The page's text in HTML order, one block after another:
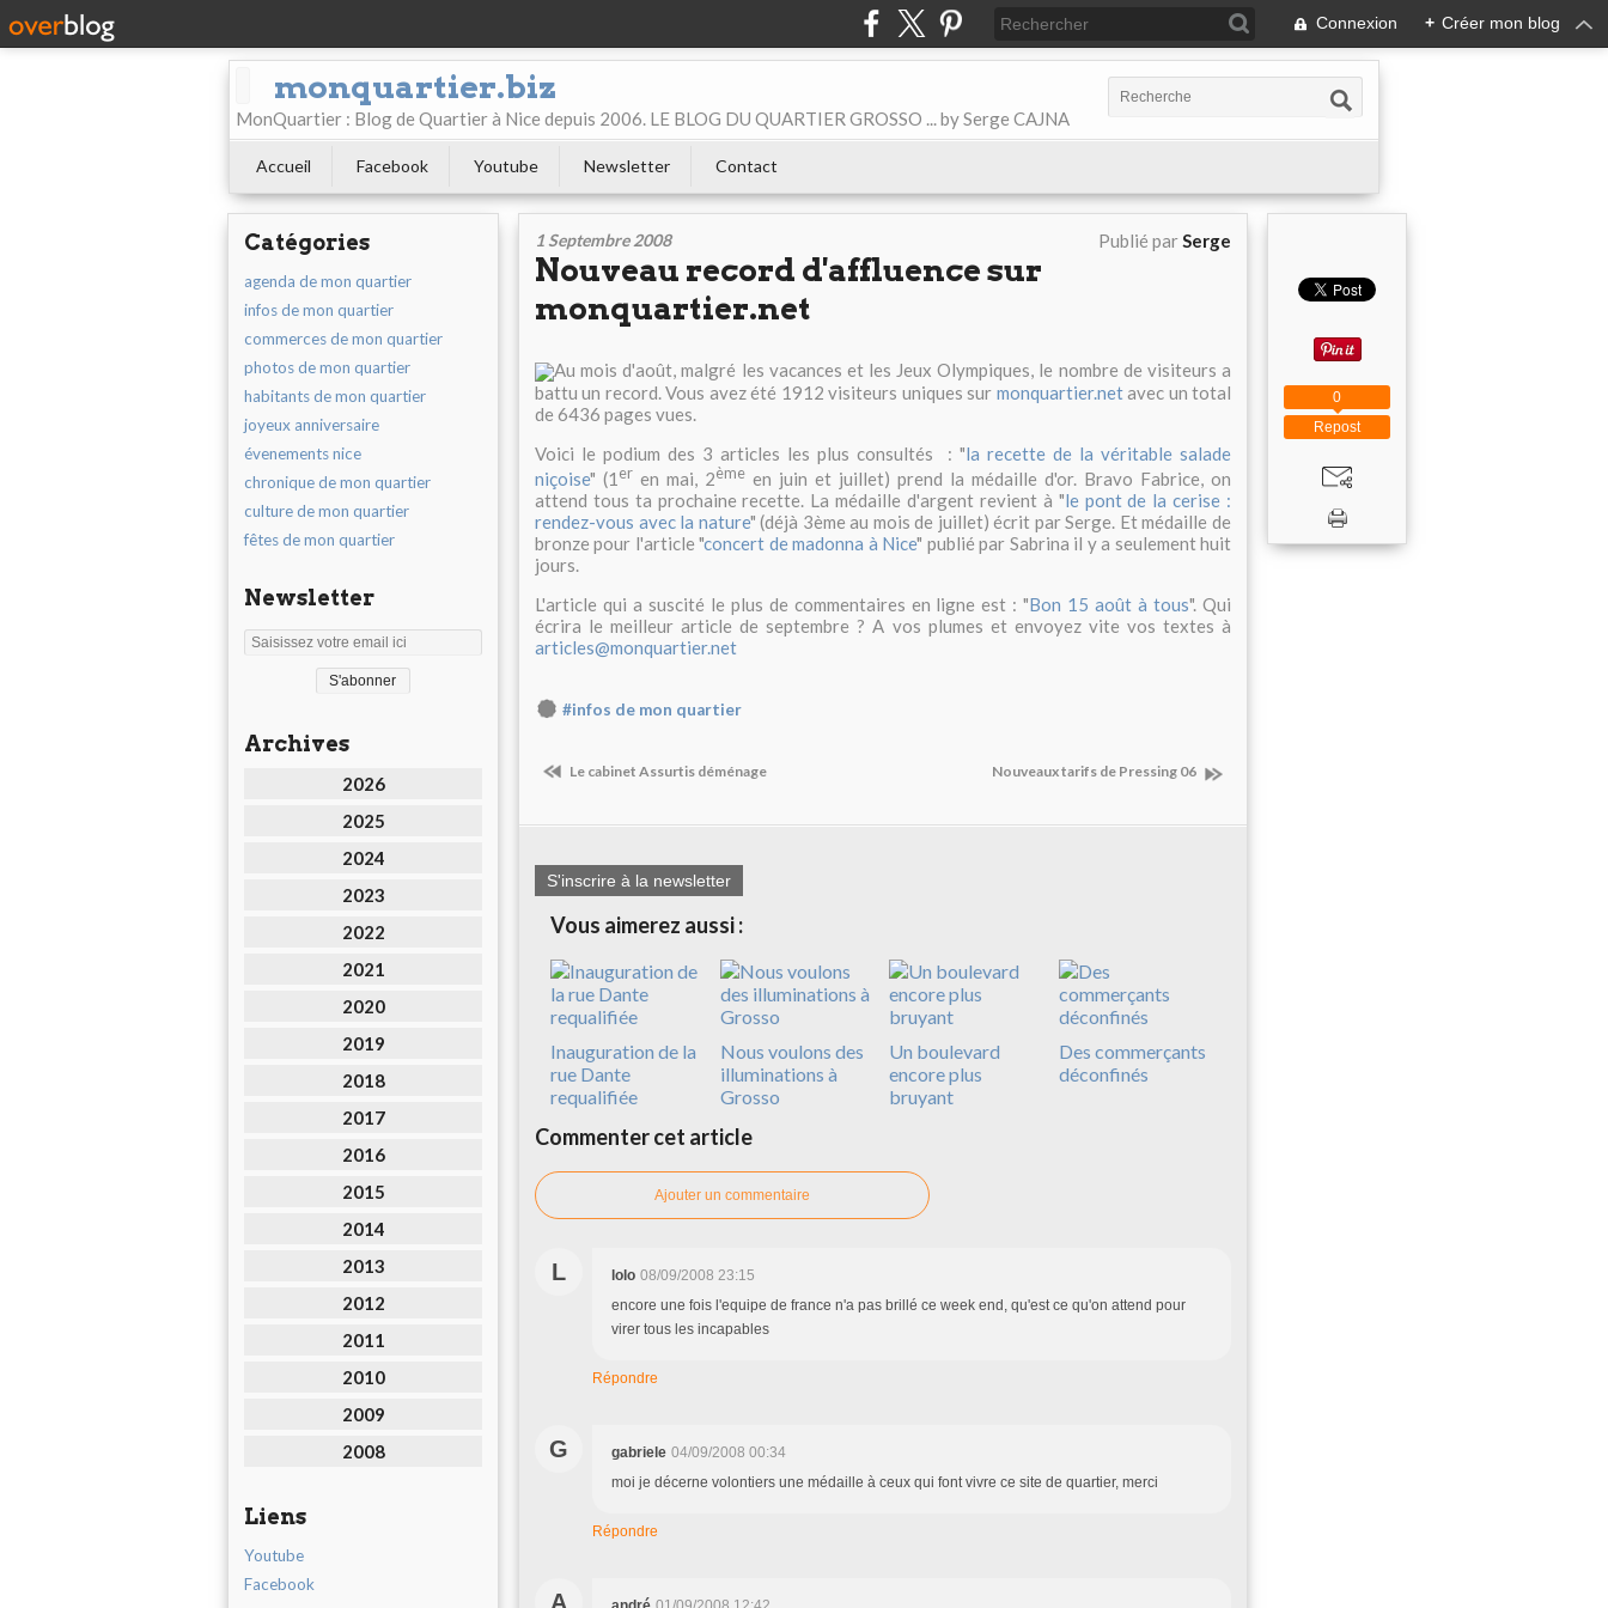
Connexion + Créer mon blog
monquartier.biz
MonQuartier : Blog de Quartier à Nice depuis 2006. LE BLOG DU QUARTIER GROSSO ... by Serge CAJNA
Accueil Facebook Youtube Newsletter Contact
Catégories
agenda de mon quartier
infos de mon quartier
commerces de mon quartier
photos de mon quartier
habitants de mon quartier
joyeux anniversaire
évenements nice
chronique de mon quartier
culture de mon quartier
fêtes de mon quartier
Newsletter
Archives
2026
2025
2024
2023
2022
2021
2020
2019
2018
2017
2016
2015
2014
2013
2012
2011
2010
2009
2008
Liens
Youtube
Facebook
1 Septembre 2008 Publié parSerge
Nouveau record d'affluence sur
monquartier.net
Au mois d'août, malgré les vacances et les Jeux Olympiques, le nombre de visiteurs a
battu un record. Vous avez été 1912 visiteurs uniques sur monquartier.netavec un total
de 6436 pages vues.
Voici le podium des 3 articles les plus consultés : "la recette de la véritable salade
niçoise" (1 er en mai, 2ème en juin et juillet) prend la médaille d'or. Bravo Fabrice, on
attend tous ta prochaine recette. La médaille d'argent revient à "le pont de la cerise :
rendez-vous avec la nature" (déjà 3ème au mois de juillet) écrit par Serge. Et médaille de
bronze pour l'article "concert de madonna à Nice" publié par Sabrina il y a seulement huit
jours.
L'article qui a suscité le plus de commentaires en ligne est : "Bon 15 août à tous". Qui
écrira le meilleur article de septembre ? A vos plumes et envoyez vite vos textes à
articles@monquartier.net
#infos de mon quartier
Le cabinet Assurtis déménage Nouveaux tarifs de Pressing 06
S'inscrire à la newsletter
Vous aimerez aussi :
Inauguration de la
rue Dante
requalifiée
Nous voulons des
illuminations à
Grosso
Un boulevard
encore plus
bruyant
Des commerçants
déconfinés
Commenter cet article
Ajouter un commentaire
L lolo 08/09/2008 23:15
encore une fois l'equipe de france n'a pas brillé ce week end, qu'est ce qu'on attend pour
virer tous les incapables
Répondre
G gabriele 04/09/2008 00:34
moi je décerne volontiers une médaille à ceux qui font vivre ce site de quartier, merci
Répondre
A
Repost
0